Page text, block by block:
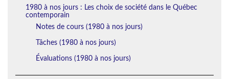
1980 à nos jours : Les choix de société dans le Québec
contemporain
Notes de cours (1980 à nos jours)
Tâches (1980 à nos jours)
Évaluations (1980 à nos jours)